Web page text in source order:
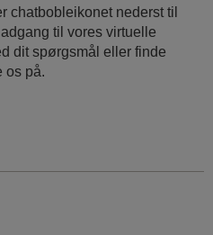
chatbobleikonet nederst til
til vores virtuelle
dit spørgsmål eller finde
os på.